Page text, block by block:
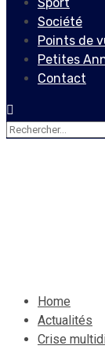
Société
Points de
Petites
Contact
Rechercher :
Home
Actualités
Crise